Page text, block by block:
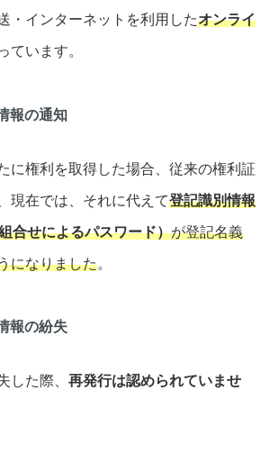
・インターネットを利用したオンライ
ています。
報の通知
に権利を取得した場合、従来の権利証
現在では、それに代えて登記識別情報
合せによるパスワード）が登記名義
になりました。
報の紛失
した際、 再発行は認められていませ